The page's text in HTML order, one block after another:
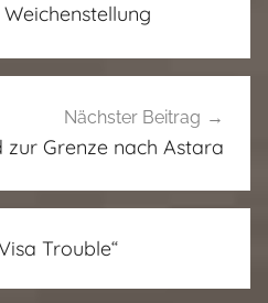
Nächster Beitrag
Grenze nach Astara
Trouble“